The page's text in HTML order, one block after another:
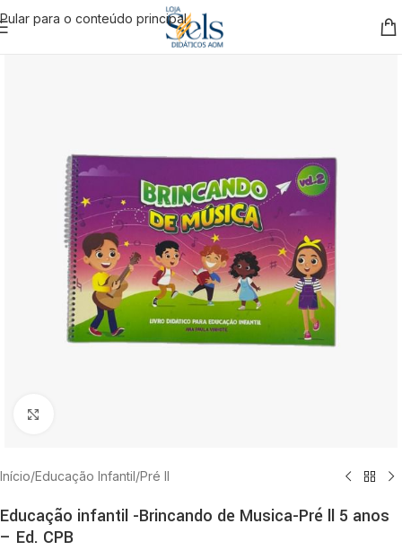
Pular para o conteúdo principal
Início/Educação Infantil/Pré II
Educação infantil -Brincando de Musica-Pré ll 5 anos
– Ed. CPB